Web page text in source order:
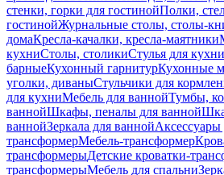
стенки, горки для гостинойПолки,
гостинойЖурнальные столы, столы-
домаКресла-качалки, кресла-маятники
кухниСтолы, столикиСтулья для кухни
барныеКухонный гарнитурКухонные
уголки, диваныСтульчики для
для кухниМебель для ваннойТумбы,
ваннойШкафы, пеналы для ванной
ваннойЗеркала для ваннойАксессуары
трансформерМебель-трансформер
трансформерыДетские кроватки-
трансформерыМебель для спальни